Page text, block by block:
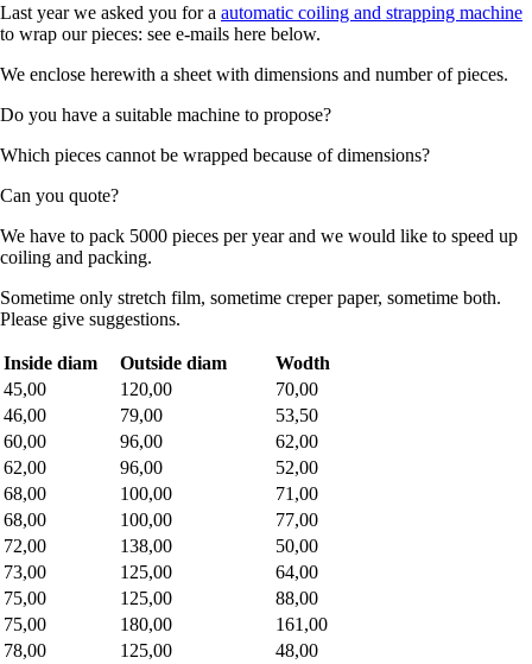
Last year we asked you for a automatic coiling and strapping machine
to wrap our pieces: see e-mails here below.
We enclose herewith a sheet with dimensions and number of pieces.
Do you have a suitable machine to propose?
Which pieces cannot be wrapped because of dimensions?
Can you quote?
We have to pack 5000 pieces per year and we would like to speed up
coiling and packing.
Sometime only stretch film, sometime creper paper, sometime both.
Please give suggestions.
Inside diam Outside diam
Wodth
45,00
120,00
70,00
46,00
79,00
53,50
60,00
96,00
62,00
62,00
96,00
52,00
68,00
100,00
71,00
68,00
100,00
77,00
72,00
138,00
50,00
73,00
125,00
64,00
75,00
125,00
88,00
75,00
180,00
161,00
78,00
125,00
48,00